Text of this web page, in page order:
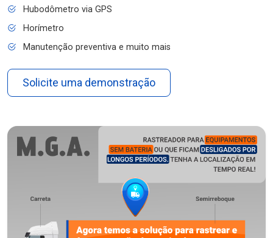
Hubodômetro via GPS
Horímetro
Manutenção preventiva e muito mais
Solicite uma demonstração